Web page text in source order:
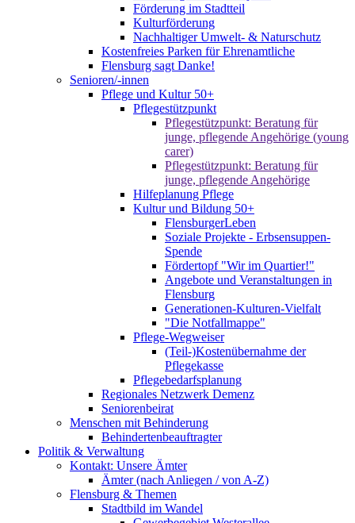
Förderung im Stadtteil
Kulturförderung
Nachhaltiger Umwelt- & Naturschutz
Kostenfreies Parken für Ehrenamtliche
Flensburg sagt Danke!
Senioren/-innen
Pflege und Kultur 50+
Pflegestützpunkt
Pflegestützpunkt: Beratung für
junge, pflegende Angehörige (young
carer)
Pflegestützpunkt: Beratung für
junge, pflegende Angehörige
Hilfeplanung Pflege
Kultur und Bildung 50+
FlensburgerLeben
Soziale Projekte - Erbsensuppen-
Spende
Fördertopf "Wir im Quartier!"
Angebote und Veranstaltungen in
Flensburg
Generationen-Kulturen-Vielfalt
"Die Notfallmappe"
Pflege-Wegweiser
(Teil-)Kostenübernahme der
Pflegekasse
Pflegebedarfsplanung
Regionales Netzwerk Demenz
Seniorenbeirat
Menschen mit Behinderung
Behindertenbeauftragter
Politik & Verwaltung
Kontakt: Unsere Ämter
Ämter (nach Anliegen / von A-Z)
Flensburg & Themen
Stadtbild im Wandel